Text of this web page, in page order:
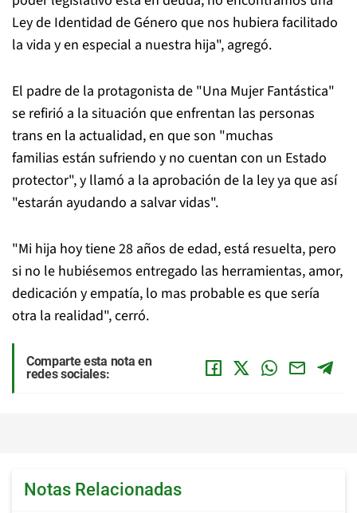
Ley de Identidad de Género que nos hubiera facilitado
la vida y en especial a nuestra hija", agregó.
El padre de la protagonista de "Una Mujer Fantástica"
se refirió a la situación que enfrentan las personas
trans en la actualidad, en que son "muchas
familias están sufriendo y no cuentan con un Estado
protector", y llamó a la aprobación de la ley ya que así
"estarán ayudando a salvar vidas".
"Mi hija hoy tiene 28 años de edad, está resuelta, pero
si no le hubiésemos entregado las herramientas, amor,
dedicación y empatía, lo mas probable es que sería
otra la realidad", cerró.
Comparte esta nota en
redes sociales:
Notas Relacionadas